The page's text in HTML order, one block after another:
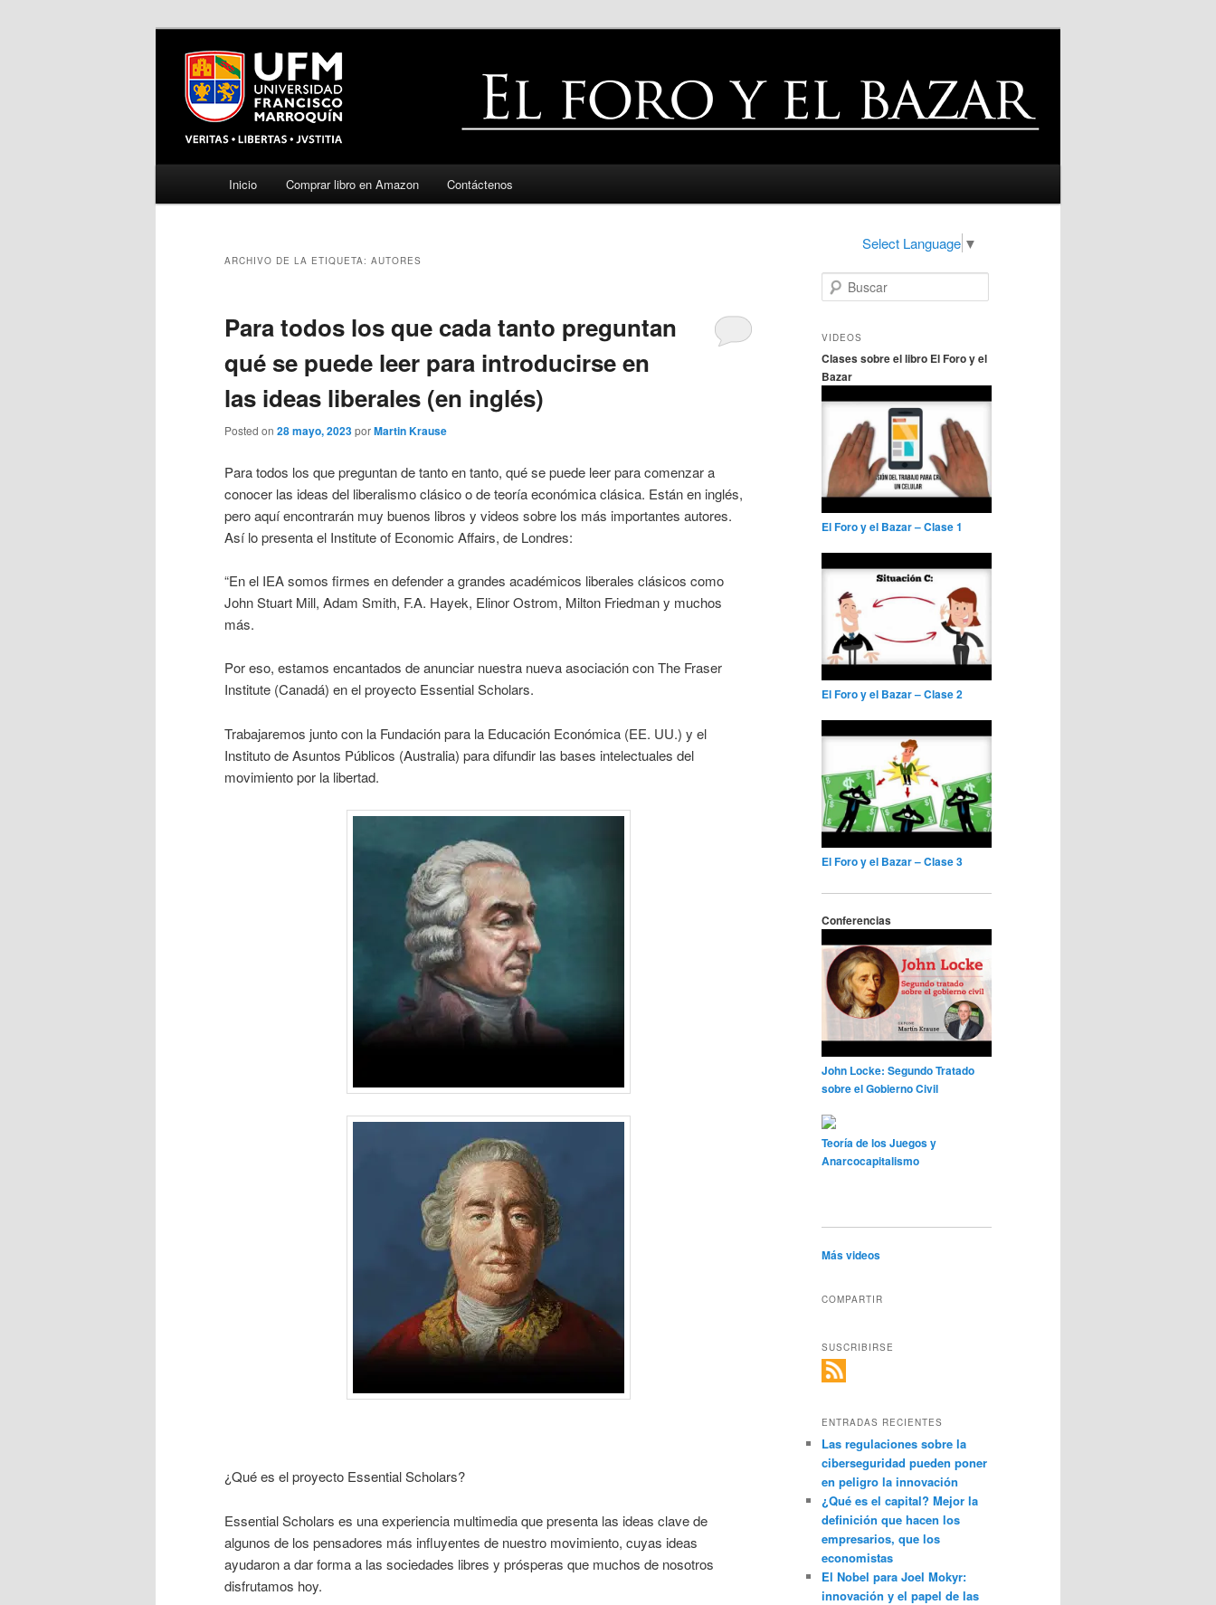
Ir
principal
Ir
secundario
Inicio Comprar libro en Amazon Contáctenos
Select Language ▼
ARCHIVO DE LA ETIQUETA: AUTORES
Para todos los que cada tanto preguntan
qué se puede leer para introducirse en
las ideas liberales (en inglés)
Posted on 28 mayo, 2023porMartin Krause
Para todos los que preguntan de tanto en tanto, qué se puede leer para comenzar a
conocer las ideas del liberalismo clásico o de teoría económica clásica. Están en inglés,
pero aquí encontrarán muy buenos libros y videos sobre los más importantes autores.
Así lo presenta el Institute of Economic Affairs, de Londres:
“En el IEA somos firmes en defender a grandes académicos liberales clásicos como
John Stuart Mill, Adam Smith, F.A. Hayek, Elinor Ostrom, Milton Friedman y muchos
más.
Por eso, estamos encantados de anunciar nuestra nueva asociación con The Fraser
Institute (Canadá) en el proyecto Essential Scholars.
Trabajaremos junto con la Fundación para la Educación Económica (EE. UU.) y el
Instituto de Asuntos Públicos (Australia) para difundir las bases intelectuales del
movimiento por la libertad.
¿Qué es el proyecto Essential Scholars?
Essential Scholars es una experiencia multimedia que presenta las ideas clave de
algunos de los pensadores más influyentes de nuestro movimiento, cuyas ideas
ayudaron a dar forma a las sociedades libres y prósperas que muchos de nosotros
disfrutamos hoy.
u
c
r
VIDEOS
Clases sobre el libro El Foro y el
Bazar
El Foro y el Bazar – Clase 1
El Foro y el Bazar – Clase 2
El Foro y el Bazar – Clase 3
Conferencias
John Locke: Segundo Tratado
sobre el Gobierno Civil
Teoría de los Juegos y
Anarcocapitalismo
Más videos
COMPARTIR
SUSCRIBIRSE
ENTRADAS RECIENTES
Las regulaciones sobre la
ciberseguridad pueden poner
en peligro la innovación
¿Qué es el capital? Mejor la
definición que hacen los
empresarios, que los
economistas
El Nobel para Joel Mokyr:
innovación y el papel de las